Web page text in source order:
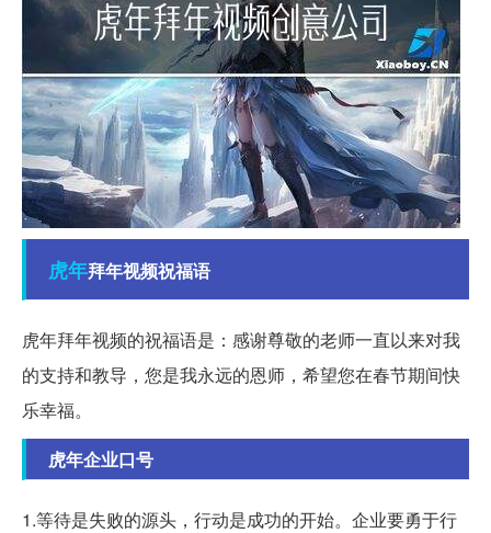
虎年拜年视频祝福语
虎年拜年视频的祝福语是：感谢尊敬的老师一直以来对我
的支持和教导，您是我永远的恩师，希望您在春节期间快
乐幸福。
虎年企业口号
1.等待是失败的源头，行动是成功的开始。企业要勇于行